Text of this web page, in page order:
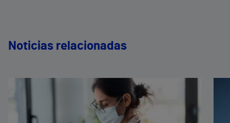
Noticias relacionadas